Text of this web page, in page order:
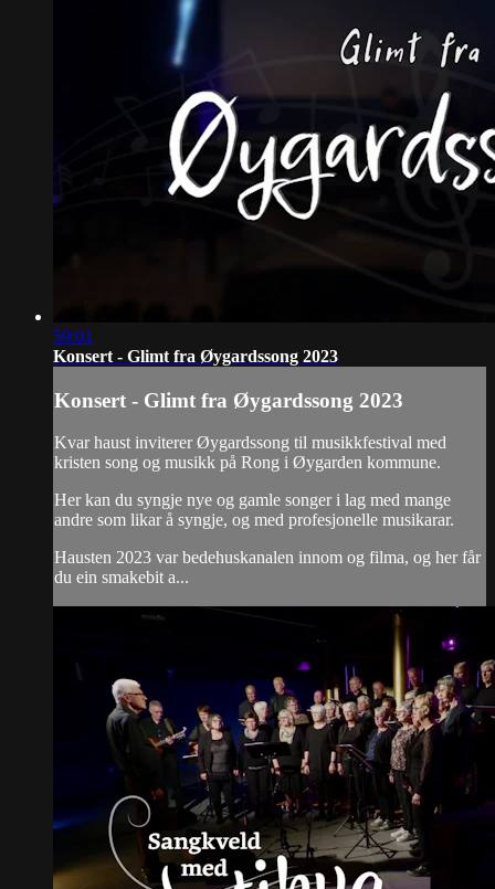
59:01
Konsert - Glimt fra Øygardssong 2023
Konsert - Glimt fra Øygardssong 2023
Kvar haust inviterer Øygardssong til musikkfestival med
kristen song og musikk på Rong i Øygarden kommune.
Her kan du syngje nye og gamle songer i lag med mange
andre som likar å syngje, og med profesjonelle musikarar.
Hausten 2023 var bedehuskanalen innom og filma, og her får
du ein smakebit a...